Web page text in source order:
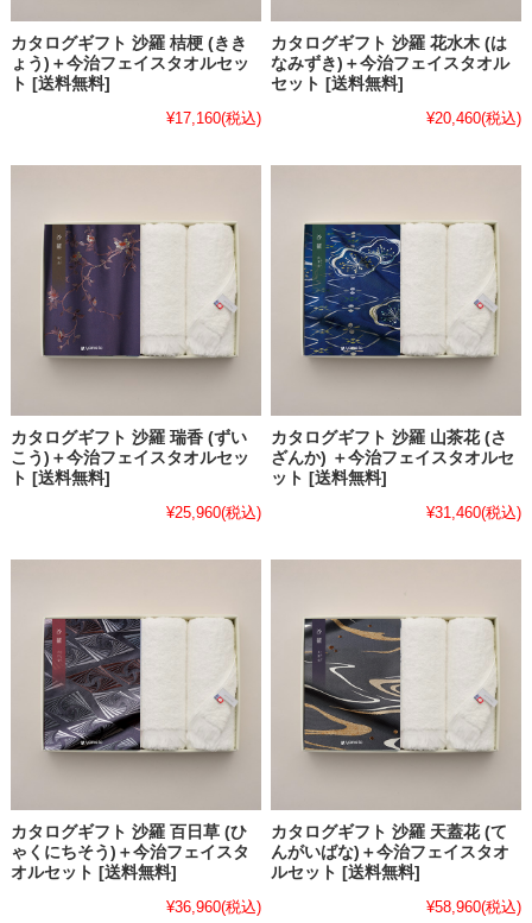
カタログギフト 沙羅 桔梗 (きき
ょう)＋今治フェイスタオルセッ
ト [送料無料]
¥17,160(税込)
カタログギフト 沙羅 花水木 (は
なみずき)＋今治フェイスタオル
セット [送料無料]
¥20,460(税込)
カタログギフト 沙羅 瑞香 (ずい
こう)＋今治フェイスタオルセッ
ト [送料無料]
¥25,960(税込)
カタログギフト 沙羅 山茶花 (さ
ざんか) ＋今治フェイスタオルセ
ット [送料無料]
¥31,460(税込)
カタログギフト 沙羅 百日草 (ひ
ゃくにちそう)＋今治フェイスタ
オルセット [送料無料]
¥36,960(税込)
カタログギフト 沙羅 天蓋花 (て
んがいばな)＋今治フェイスタオ
ルセット [送料無料]
¥58,960(税込)